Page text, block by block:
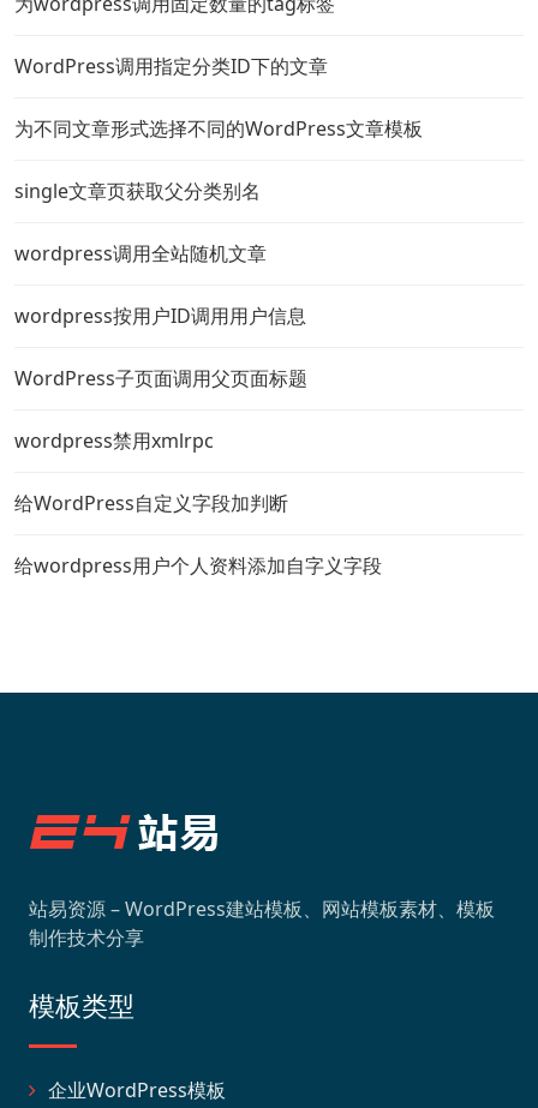
WordPress调用指定分类ID下的文章
为不同文章形式选择不同的WordPress文章模板
single文章页获取父分类别名
wordpress调用全站随机文章
wordpress按用户ID调用用户信息
WordPress子页面调用父页面标题
wordpress禁用xmlrpc
给WordPress自定义字段加判断
给wordpress用户个人资料添加自字义字段
站易资源 – WordPress建站模板、网站模板素材、模板
制作技术分享
模板类型
企业WordPress模板